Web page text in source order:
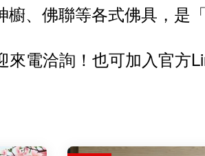
、佛聯等各式佛具，是
來電洽詢！也可加入官方